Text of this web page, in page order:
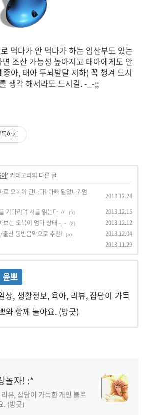
먹다가 안 먹다가 하는 임산부도 있는
조산 가능성 높아지고 태아에게도 안
아, 태아 두뇌발달 저하) 꼭 챙겨 드시
생각 해서라도 드시길. -_-;;
하기
아' 카테고리의 다른 글
오복이 만나다! 아빠 닮았나? 엄
2013.12.24
기다리며 시를 읽는다 〃 (5) 2013.12.15
보는 오복이 엄마 상태 -_- (3) 2013.12.12
산 동반음악으로 추천! (5) 2013.12.04
2013.11.29
윤뽀
상, 생활정보, 육아, 리뷰, 잡담이 가득
와 함께 놀아요. (방긋)
놀자! :*
뷰, 잡담이 가득한 개인 블로
. (방긋)